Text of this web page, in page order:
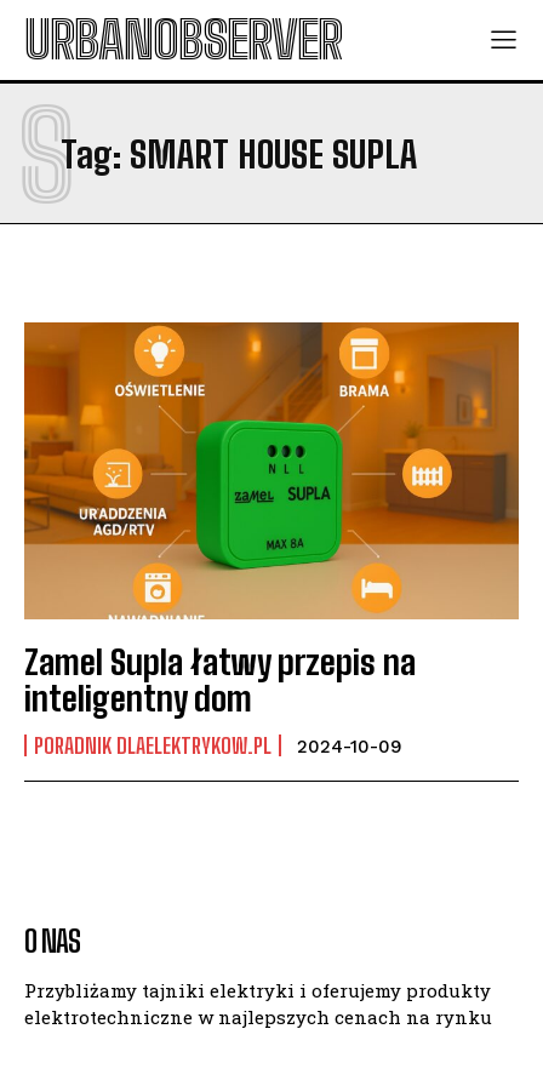
URBANOBSERVER
Tag: SMART HOUSE SUPLA
S
Zamel Supla łatwy przepis na
inteligentny dom
PORADNIK DLAELEKTRYKOW.PL 2024-10-09
O NAS
Przybliżamy tajniki elektryki i oferujemy produkty
elektrotechniczne w najlepszych cenach na rynku